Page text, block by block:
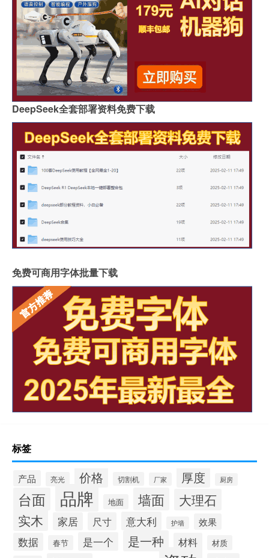
哪里买岩板茶几便宜的
岩板吊顶怎么贴瓷砖好看
哪个品牌岩板是真的白
原木岩板沙发效果图
人工花岗石和岩板哪个好
佛山著名岩板市场在哪里
桌子用哑光岩板好吗
郑州品牌岩板批发商
桌面怎么做成岩板墙
岩板背面没有品牌标识吗
怎么分辨岩板和岗石砖
广州岩板生产企业有哪些
圆岩板玄关壁画视频讲解
岩板可以包横梁吗图片
供应硅岩板设备哪家好用
广州进口岩板厂商有哪些
岩板贴墙用啥胶最好
岩板和地板哪个质量好些
影视墙怎么安装岩板灯
成都超薄岩板费用高吗
福建岩板拼接胶品牌排行
湖北现代岩板厂家有几种
整屋岩板装饰墙面好吗
岩板上的坐垫怎么清洁
冠珠陶瓷岩板产品介绍
重庆岩板卫浴多少钱
怎样加工岩板地台砖
瓷砖岩板连纹处理方法
揭阳西班牙岩板哪家好点
陶瓷岩板什么时候上市
玄关背景墙岩板尺寸
成都岩板加工效果
岩板灰色灶台好看吗
过年怎么慰问长辈们
火山石岩板价格多少
“儒生未必无长策”的出处是哪里
DeepSeek全套部署资料免费下载
免费可商用字体批量下载
标签
产品 亮光 价格 切割机 厂家 厚度 厨房
台面 品牌 地面 墙面
大理石
实木
家居 尺寸 意大利 护墙 效果
数据 春节 是一个 是一种 材料 材质